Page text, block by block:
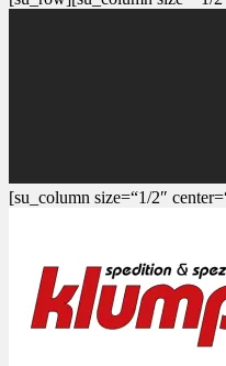
[su_column size=“1/2″